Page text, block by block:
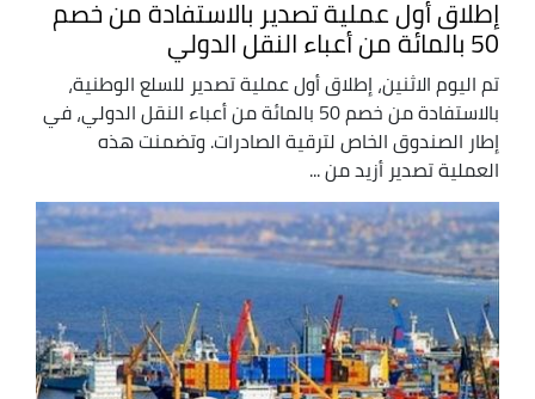
إطلاق أول عملية تصدير بالاستفادة من خصم
50 بالمائة من أعباء النقل الدولي
تم اليوم الاثنين، إطلاق أول عملية تصدير للسلع الوطنية،
بالاستفادة من خصم 50 بالمائة من أعباء النقل الدولي، في
إطار الصندوق الخاص لترقية الصادرات. وتضمنت هذه
العملية تصدير أزيد من ...